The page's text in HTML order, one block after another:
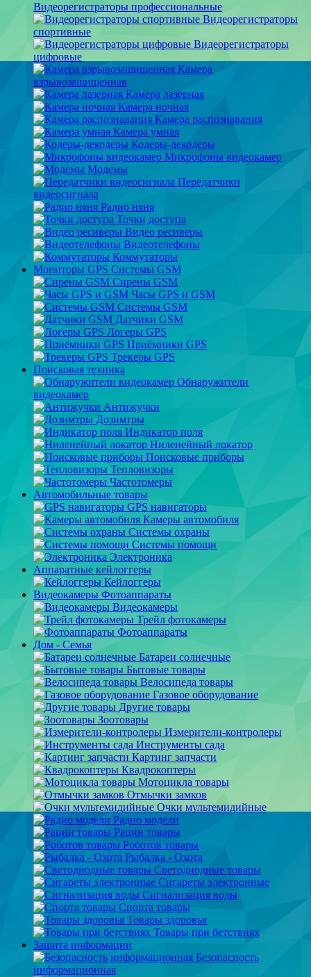
Видеорегистраторы профессиональные
Видеорегистраторы
спортивные
Видеорегистраторы
цифровые
Камера
взрывозащищенная
Камера лазерная
Камера ночная
Камера распознавания
Камера умная
Кодеры-декодеры
Микрофоны видеокамер
Модемы
Передатчики
видеосигнала
Радио няня
Точки доступа
Видео ресиверы
Видеотелефоны
Коммутаторы
Мониторы GPS Системы GSM
Сирены GSM
Часы GPS и GSM
Системы GSM
Датчики GSM
Логеры GPS
Приёмники GPS
Трекеры GPS
Поисковая техника
Обнаружители
видеокамер
Антижучки
Дозимтры
Индикатор поля
Ниленейный локатор
Поисковые приборы
Тепловизоры
Частотомеры
Автомобильные товары
GPS навигаторы
Камеры автомобиля
Системы охраны
Системы помощи
Электроника
Аппаратные кейлоггеры
Кейлоггеры
Видеокамеры Фотоаппараты
Видеокамеры
Трейл фотокамеры
Фотоаппараты
Дом - Семья
Батареи солнечные
Бытовые товары
Велосипеда товары
Газовое оборудование
Другие товары
Зоотовары
Измерители-контролеры
Инструменты сада
Картинг запчасти
Квадрокоптеры
Мотоцикла товары
Отмычки замков
Очки мультемидийные
Радио модели
Рации товары
Роботов товары
Рыбалка - Охота
Светодиодные товары
Сигареты электронные
Сигнализация воды
Спорта товары
Товары здоровья
Товары при бетствиях
Защита информации
Безопасность
информационная